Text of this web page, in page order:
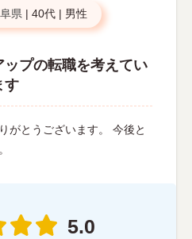
県 | 40代 | 男性
プの転職を考えてい
す
がとうございます。 今後と
5.0